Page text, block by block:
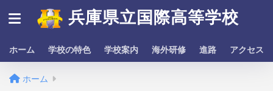
兵庫県立国際高等学校
ホーム 学校の特色 学校案内 海外研修 進路 アクセス
ホーム